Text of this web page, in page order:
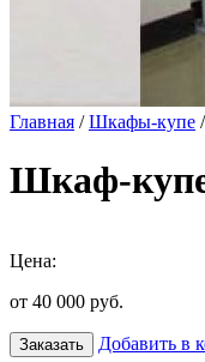
Главная /Шкафы-купе /
Шкаф-
Цена:
от 40 000 руб.
Заказать Добавить в